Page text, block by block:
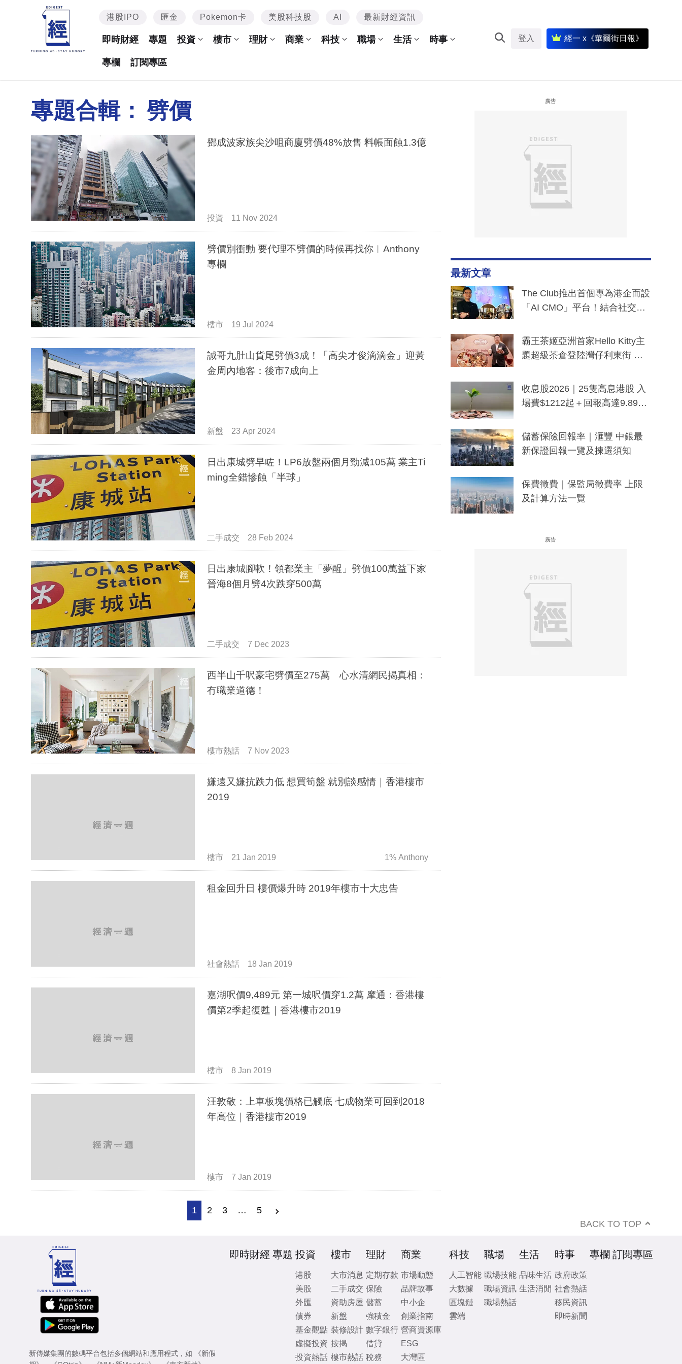
港股IPO 匯金 Pokemon卡 美股科技股 AI 最新財經資訊
即時財經 專題 投資 樓市 理財 商業 科技 職場 生活 時事
專欄 訂閱專區
登入 經一 x《華爾街日報》
專題合輯： 劈價
鄧成波家族尖沙咀商廈劈價48%放售 料帳面蝕1.3億
投資 11 Nov 2024
劈價別衝動 要代理不劈價的時候再找你︳Anthony
專欄
樓市 19 Jul 2024
誠哥九肚山貨尾劈價3成！「高尖才俊滴滴金」迎黃
金周內地客：後市7成向上
新盤 23 Apr 2024
日出康城劈早咗！LP6放盤兩個月勁減105萬 業主Ti
ming全錯慘蝕「半球」
二手成交 28 Feb 2024
日出康城腳軟！領都業主「夢醒」劈價100萬益下家
晉海8個月劈4次跌穿500萬
二手成交 7 Dec 2023
西半山千呎豪宅劈價至275萬 心水清網民揭真相：
冇職業道德！
樓市熱話 7 Nov 2023
嫌遠又嫌抗跌力低 想買筍盤 就別談感情｜香港樓市
2019
樓市 21 Jan 2019 1% Anthony
租金回升日 樓價爆升時 2019年樓市十大忠告
社會熱話 18 Jan 2019
嘉湖呎價9,489元 第一城呎價穿1.2萬 摩通：香港樓
價第2季起復甦｜香港樓市2019
樓市 8 Jan 2019
汪敦敬：上車板塊價格已觸底 七成物業可回到2018
年高位｜香港樓市2019
樓市 7 Jan 2019
1 2 3 … 5
廣告
最新文章
The Club推出首個專為港企而設
「AI CMO」平台！結合社交聆
分鐘生成「貼地」宣傳短片
霸王茶姬亞洲首家Hello Kitty主
題超級茶倉登陸灣仔利東街 推
y及香港限定特調系列
收息股2026｜25隻高息港股 入
場費$1212起＋回報高達9.89
儲蓄保險回報率｜滙豐 中銀最
新保證回報一覽及揀選須知
保費徵費｜保監局徵費率 上限
及計算方法一覽
廣告
BACK TO TOP
新傳媒集團的數碼平台包括多個網站和應用程式，如
《新假
即時財經 專題 投資
港股
美股
外匯
債券
基金觀點
虛擬投資
投資熱話
樓市
大市消息
二手成交
資助房屋
新盤
裝修設計
按揭
樓市熱話
理財
定期存款
保險
儲蓄
強積金
數字銀行
借貸
稅務
商業
市場動態
品牌故事
中小企
創業指南
營商資源庫
ESG
大灣區
科技
人工智能
大數據
區塊鏈
雲端
職場
職場技能
職場資訊
職場熱話
生活
品味生活
生活消閒
時事
政府政策
社會熱話
移民資訊
即時新聞
專欄 訂閱專區